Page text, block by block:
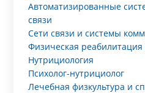
Автоматизированные
связи
Сети связи и системы
Физическая реабилитация
Нутрициология
Психолог-нутрициолог
Лечебная физкультура и